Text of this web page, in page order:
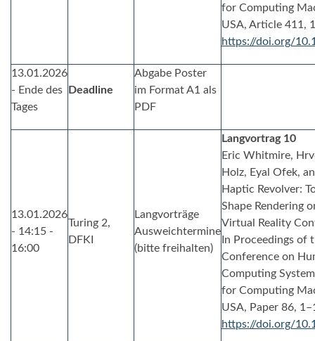
for Computing
USA, Article 411,
https://doi.org/
13.01.2026
- Ende des
Tages
Deadline
Abgabe Poster
im Format A1 als
PDF
13.01.2026
- 14:15 -
16:00
Turing 2,
DFKI
Langvorträge
Ausweichtermine
(bitte freihalten)
Langvortrag 10
Eric Whitmire,
Holz, Eyal Ofek,
Haptic Revolver:
Shape Rendering
Virtual Reality
In Proceedings of
Conference on
Computing
for Computing
USA, Paper 86,
https://doi.org/